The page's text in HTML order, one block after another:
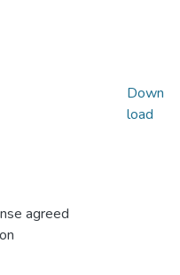
agreed
Down
load